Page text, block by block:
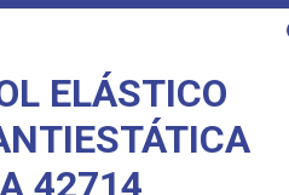
ELÁSTICO
42714